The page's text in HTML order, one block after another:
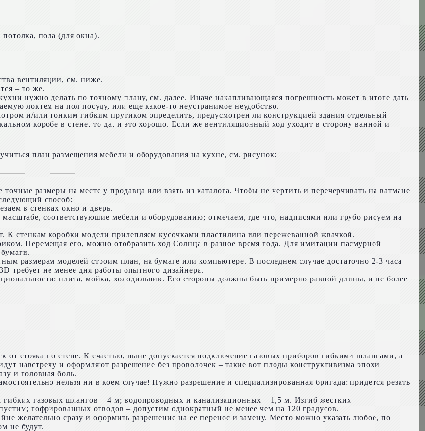
пола (для окна).
вентиляции, см. ниже.
– то же.
нужно делать по точному плану, см. далее. Иначе накапливающаяся погрешность может в итоге дать
локтем на пол посуду, или еще какое-то неустранимое неудобство.
и/или тонким гибким прутиком определить, предусмотрен ли конструкцией здания отдельный
коробе в стене, то да, и это хорошо. Если же вентиляционный ход уходит в сторону ванной и
план размещения мебели и оборудования на кухне, см. рисунок:
размеры на месте у продавца или взять из каталога. Чтобы не чертить и перечерчивать на ватмане
способ:
в стенках окно и дверь.
соответствующие мебели и оборудованию; отмечаем, где что, надписями или грубо рисуем на
стенкам коробки модели прилепляем кусочками пластилина или пережеванной жвачкой.
Перемещая его, можно отобразить ход Солнца в разное время года. Для имитации пасмурной
размерам моделей строим план, на бумаге или компьютере. В последнем случае достаточно 2-3 часа
требует не менее дня работы опытного дизайнера.
плита, мойка, холодильник. Его стороны должны быть примерно равной длины, и не более
от стояка по стене. К счастью, ныне допускается подключение газовых приборов гибкими шлангами, а
навстречу и оформляют разрешение без проволочек – такие вот плоды конструктивизма эпохи
и головная боль.
нельзя ни в коем случае! Нужно разрешение и специализированная бригада: придется резать
газовых шлангов – 4 м; водопроводных и канализационных – 1,5 м. Изгиб жестких
гофрированных отводов – допустим однократный не менее чем на 120 градусов.
желательно сразу и оформить разрешение на ее перенос и замену. Место можно указать любое, по
не будут.